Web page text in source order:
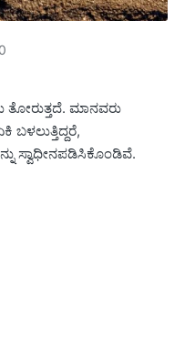
ತೋರುತ್ತದೆ. ಮಾನವರು
ಬಳಲುತ್ತಿದ್ದರೆ,
ಸ್ವಾಧೀನಪಡಿಸಿಕೊಂಡಿವೆ.